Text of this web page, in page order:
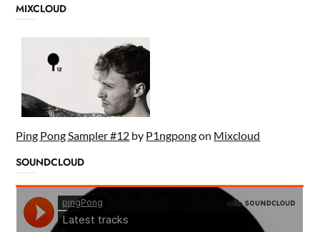
MIXCLOUD
Ping Pong Sampler #12 by P1ngpongon Mixcloud
SOUNDCLOUD